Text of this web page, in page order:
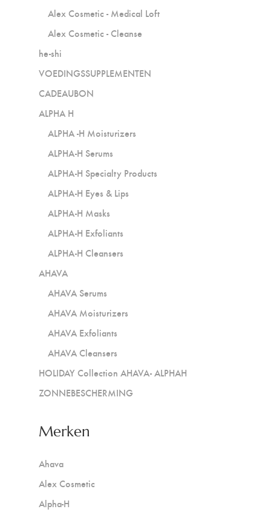
Alex Cosmetic - Medical Loft
Alex Cosmetic - Cleanse
he-shi
VOEDINGSSUPPLEMENTEN
CADEAUBON
ALPHA H
ALPHA -H Moisturizers
ALPHA-H Serums
ALPHA-H Specialty Products
ALPHA-H Eyes & Lips
ALPHA-H Masks
ALPHA-H Exfoliants
ALPHA-H Cleansers
AHAVA
AHAVA Serums
AHAVA Moisturizers
AHAVA Exfoliants
AHAVA Cleansers
HOLIDAY Collection AHAVA- ALPHAH
ZONNEBESCHERMING
Merken
Ahava
Alex Cosmetic
Alpha-H